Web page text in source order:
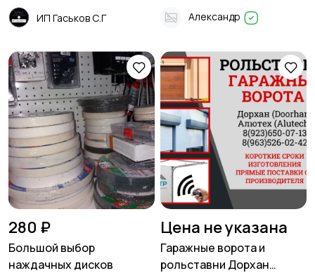
ИП Гаськов С.Г Александр
280 ₽
Большой выбор
наждачных дисков
Цена не указана
Гаражные ворота и
рольставни Дорхан